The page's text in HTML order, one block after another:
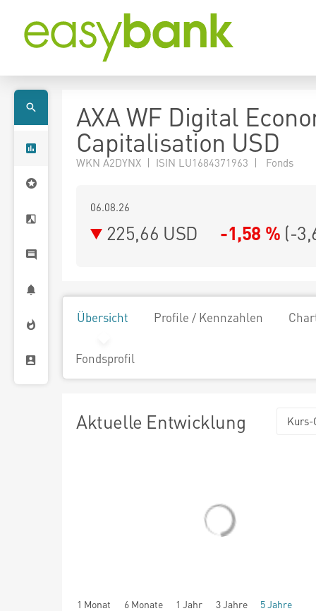
AXA WF Digital
Capitalisation USD
WKN A2DYNX | ISIN LU1684371963 | Fonds
06.08.26
225,66 USD -1,58 % (-
Übersicht Profile / Kennzahlen
Fondsprofil
Aktuelle Entwicklung Kurs-
1 Monat 6 Monate 1 Jahr 3 Jahre 5 Jahre